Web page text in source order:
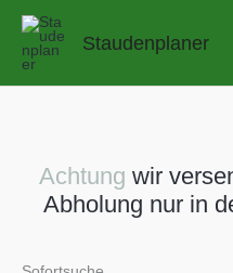
Zum
springen
Staudenplaner
Achtung wir
Abholung nur in